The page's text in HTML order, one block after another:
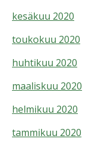
kesäkuu 2020
toukokuu 2020
huhtikuu 2020
maaliskuu 2020
helmikuu 2020
tammikuu 2020